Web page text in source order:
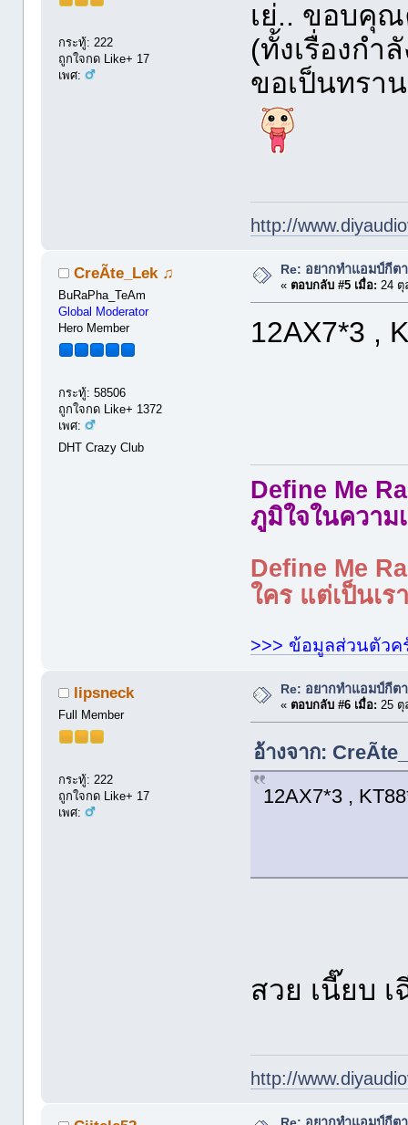
กระทู้: 222
ถูกใจกด Like+ 17
เพศ:
เย่.. ขอบคุ
(ทั้งเรื่องกำ
ขอเป็นทรา
http://
CreÃte_Lek ♫
BuRaPha_TeAm
Global Moderator
Hero Member
กระทู้: 58506
ถูกใจกด Like+ 1372
เพศ:
DHT Crazy Club
Re: อยากทำแอมป์กีต
« ตอบกลับ #5 เมื่อ: 24 ตุ
12AX7*3 ,
Define Me
ภูมิใจในความ
Define Me
ใคร แต่เป็นเ
>>> ข้อมูลส่วนตัวค
lipsneck
Full Member
กระทู้: 222
ถูกใจกด Like+ 17
เพศ:
Re: อยากทำแอมป์กีต
« ตอบกลับ #6 เมื่อ: 25 ตุ
อ้างจาก:
12AX7*3 ,
สวย เนี๊ยบ
http://